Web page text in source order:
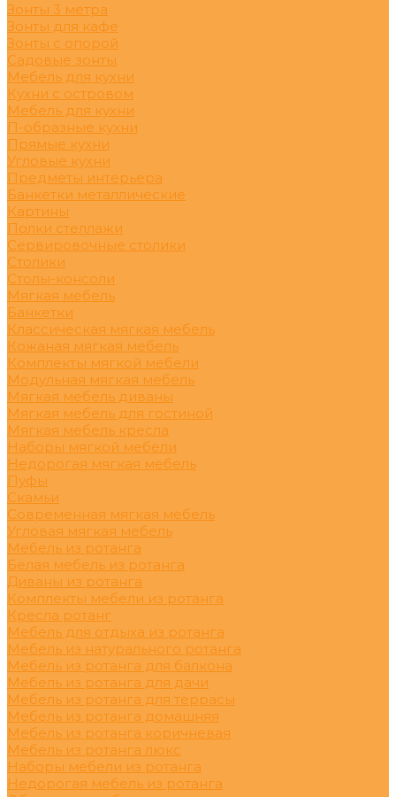
Зонты 3 метра
Зонты для кафе
Зонты с опорой
Садовые зонты
Мебель для кухни
Кухни с островом
Мебель для кухни
П-образные кухни
Прямые кухни
Угловые кухни
Предметы интерьера
Банкетки металлические
Картины
Полки стеллажи
Сервировочные столики
Столики
Столы-консоли
Мягкая мебель
Банкетки
Классическая мягкая мебель
Кожаная мягкая мебель
Комплекты мягкой мебели
Модульная мягкая мебель
Мягкая мебель диваны
Мягкая мебель для гостиной
Мягкая мебель кресла
Наборы мягкой мебели
Недорогая мягкая мебель
Пуфы
Скамьи
Современная мягкая мебель
Угловая мягкая мебель
Мебель из ротанга
Белая мебель из ротанга
Диваны из ротанга
Комплекты мебели из ротанга
Кресла ротанг
Мебель для отдыха из ротанга
Мебель из натурального ротанга
Мебель из ротанга для балкона
Мебель из ротанга для дачи
Мебель из ротанга для террасы
Мебель из ротанга домашняя
Мебель из ротанга коричневая
Мебель из ротанга люкс
Наборы мебели из ротанга
Недорогая мебель из ротанга